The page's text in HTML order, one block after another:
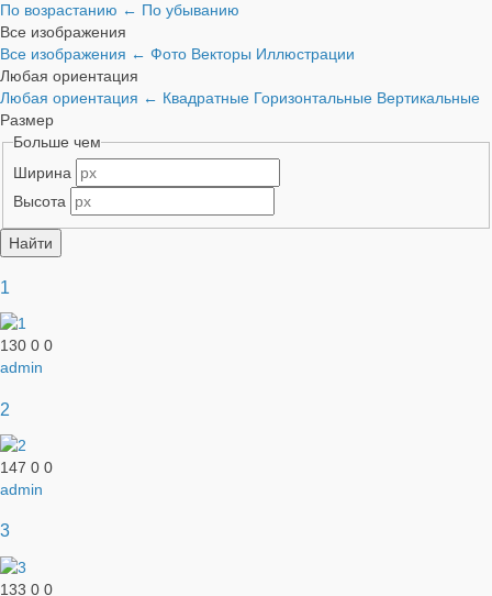
По возрастанию ← По убыванию
Все изображения
Все изображения ← Фото Векторы Иллюстрации
Любая ориентация
Любая ориентация ← Квадратные Горизонтальные Вертикальные
Размер
Больше чем
Ширина
Высота
1
130 0 0
admin
2
147 0 0
admin
3
133 0 0